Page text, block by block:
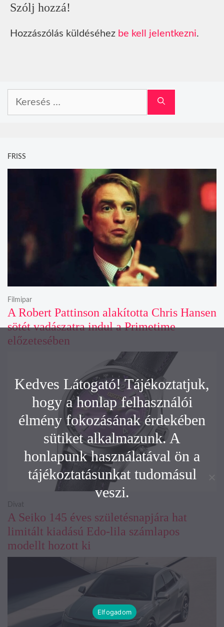
Szólj hozzá!
Hozzászólás küldéséhez be kell jelentkezni.
FRISS
A Robert Pattinson alakította Chris Hansen
sötét vadászatra indul a Primetime
előzetesében
Filmipar
A Seiko 145 éves születésnapjára hat
limitált kiadású Edo-lila számlapos
modellt hozott ki
Divat
Kedves Látogató! Tájékoztatjuk,
hogy a honlap felhasználói
élmény fokozásának érdekében
sütiket alkalmazunk. A
honlapunk használatával ön a
tájékoztatásunkat tudomásul
veszi.
Elfogadom